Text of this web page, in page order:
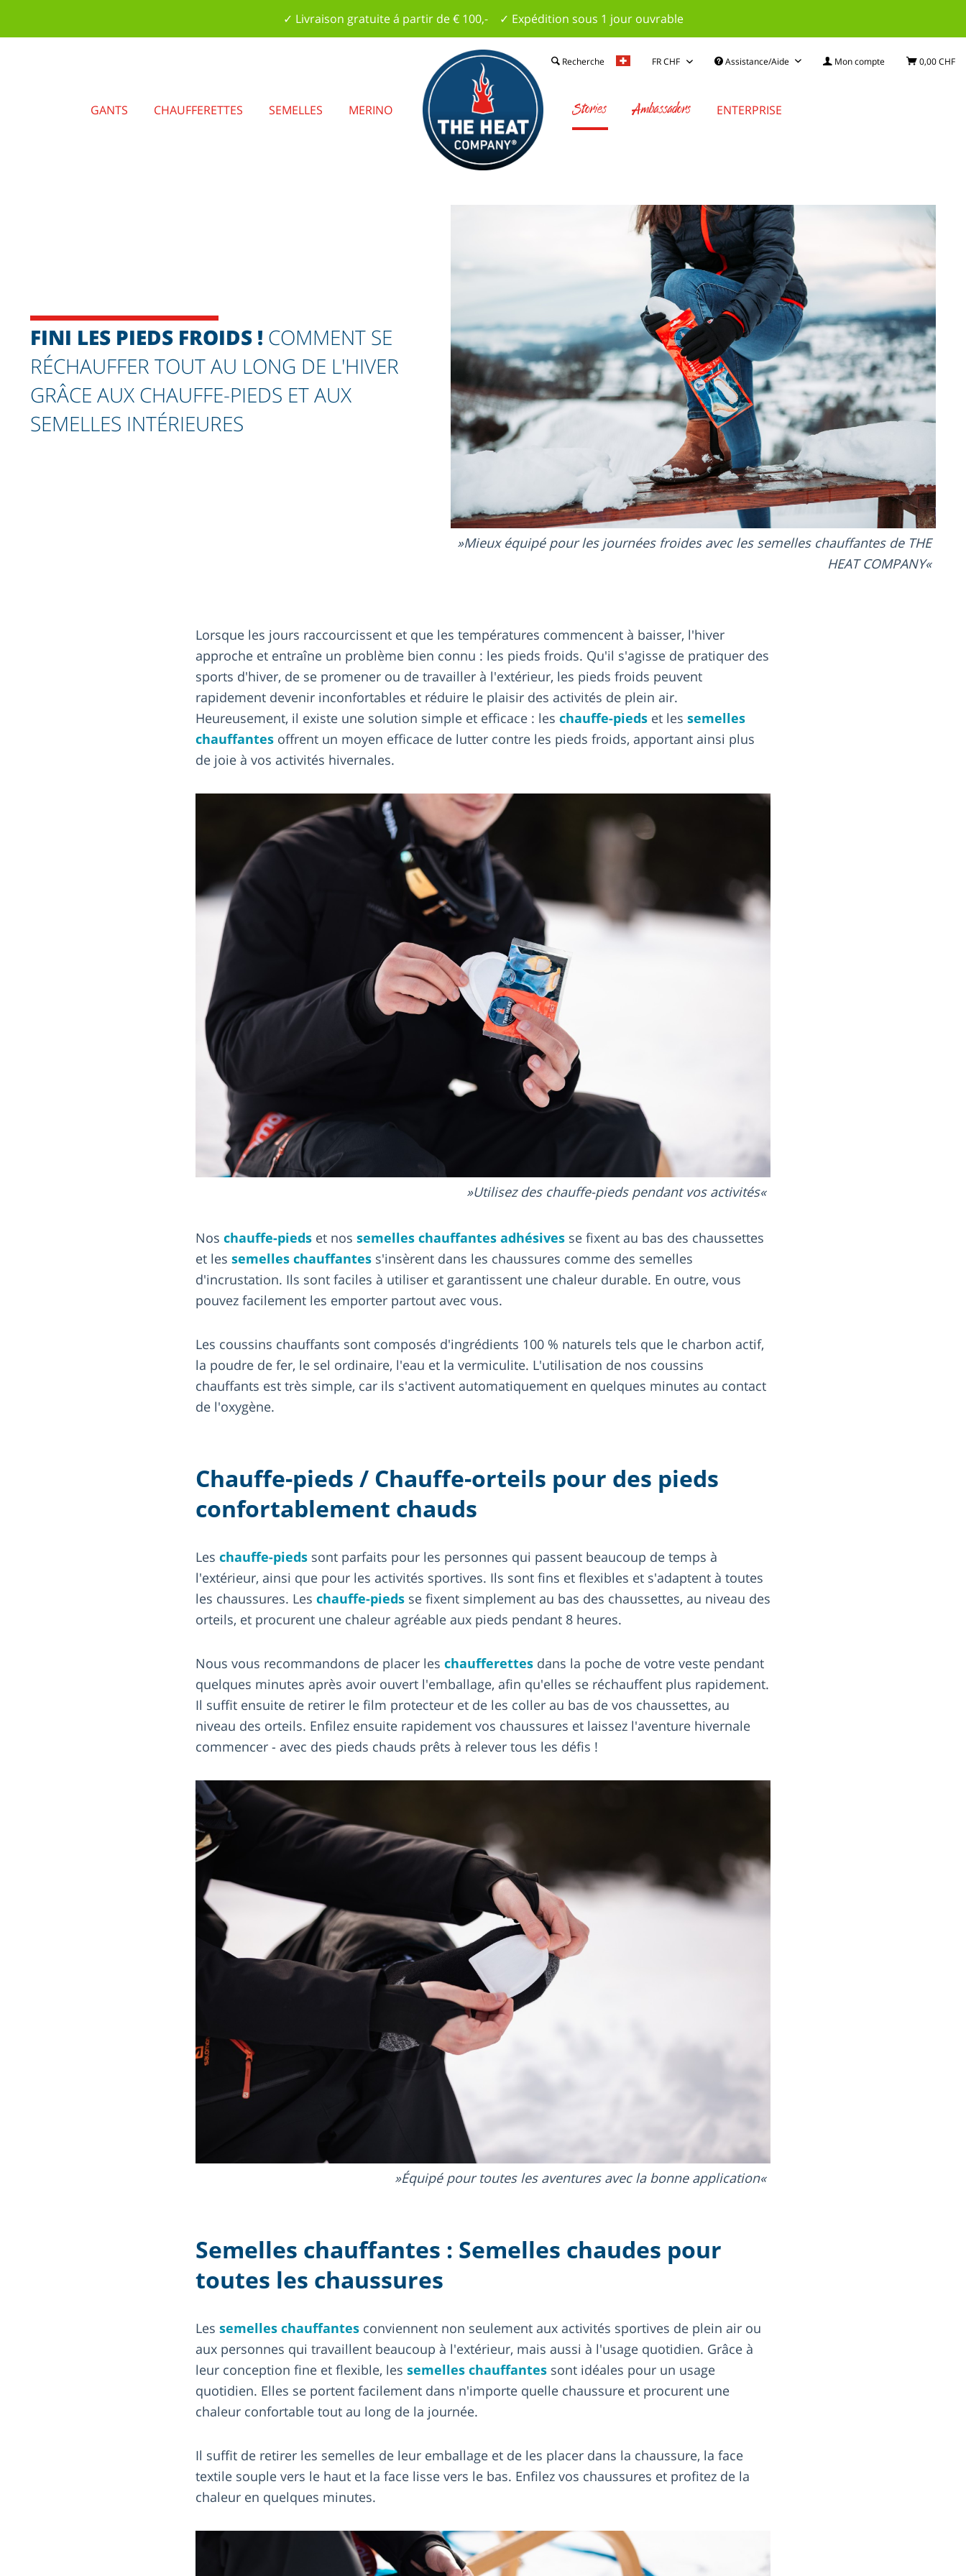
✓ Livraison gratuite á partir de € 100,- ✓ Expédition sous 1 jour ouvrable
Assistance/Aide Mon compte 0,00 CHF
Recherche
GANTS CHAUFFERETTES SEMELLES MERINO Stories Ambassadors ENTERPRISE
FINI LES PIEDS FROIDS ! COMMENT SE
RÉCHAUFFER TOUT AU LONG DE L'HIVER
GRÂCE AUX CHAUFFE-PIEDS ET AUX
SEMELLES INTÉRIEURES
Mieux équipé pour les journées froides avec les semelles chauffantes de THE
HEAT COMPANY
Lorsque les jours raccourcissent et que les températures commencent à baisser, l'hiver
approche et entraîne un problème bien connu : les pieds froids. Qu'il s'agisse de pratiquer des
sports d'hiver, de se promener ou de travailler à l'extérieur, les pieds froids peuvent
rapidement devenir inconfortables et réduire le plaisir des activités de plein air.
Heureusement, il existe une solution simple et efficace : les chauffe-pieds et les semelles
chauffantes offrent un moyen efficace de lutter contre les pieds froids, apportant ainsi plus
de joie à vos activités hivernales.
Utilisez des chauffe-pieds pendant vos activités
Nos chauffe-pieds et nos semelles chauffantes adhésives se fixent au bas des chaussettes
et les semelles chauffantes s'insèrent dans les chaussures comme des semelles
d'incrustation. Ils sont faciles à utiliser et garantissent une chaleur durable. En outre, vous
pouvez facilement les emporter partout avec vous.
Les coussins chauffants sont composés d'ingrédients 100 % naturels tels que le charbon actif,
la poudre de fer, le sel ordinaire, l'eau et la vermiculite. L'utilisation de nos coussins
chauffants est très simple, car ils s'activent automatiquement en quelques minutes au contact
de l'oxygène.
Chauffe-pieds / Chauffe-orteils pour des pieds
confortablement chauds
Les chauffe-pieds sont parfaits pour les personnes qui passent beaucoup de temps à
l'extérieur, ainsi que pour les activités sportives. Ils sont fins et flexibles et s'adaptent à toutes
les chaussures. Les chauffe-pieds se fixent simplement au bas des chaussettes, au niveau des
orteils, et procurent une chaleur agréable aux pieds pendant 8 heures.
Nous vous recommandons de placer les chaufferettes dans la poche de votre veste pendant
quelques minutes après avoir ouvert l'emballage, afin qu'elles se réchauffent plus rapidement.
Il suffit ensuite de retirer le film protecteur et de les coller au bas de vos chaussettes, au
niveau des orteils. Enfilez ensuite rapidement vos chaussures et laissez l'aventure hivernale
commencer - avec des pieds chauds prêts à relever tous les défis !
Équipé pour toutes les aventures avec la bonne application
Semelles chauffantes : Semelles chaudes pour
toutes les chaussures
Les semelles chauffantes conviennent non seulement aux activités sportives de plein air ou
aux personnes qui travaillent beaucoup à l'extérieur, mais aussi à l'usage quotidien. Grâce à
leur conception fine et flexible, les semelles chauffantes sont idéales pour un usage
quotidien. Elles se portent facilement dans n'importe quelle chaussure et procurent une
chaleur confortable tout au long de la journée.
Il suffit de retirer les semelles de leur emballage et de les placer dans la chaussure, la face
textile souple vers le haut et la face lisse vers le bas. Enfilez vos chaussures et profitez de la
chaleur en quelques minutes.